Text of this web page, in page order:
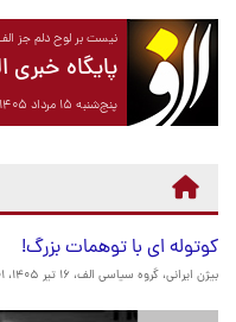
نیست بر لوح دلم جز
پایگاه خبری
پنج‌شنبه ۱۵ مرداد ۱۴۰۵ برابر با ۰۶ آگوست ۲۰۲۶
کوتوله ای با توهمات بزرگ!
بیژن ایرانی، گروه سیاسی الف، ۱۶ تیر ۱۴۰۵، ۰۰:۰۱